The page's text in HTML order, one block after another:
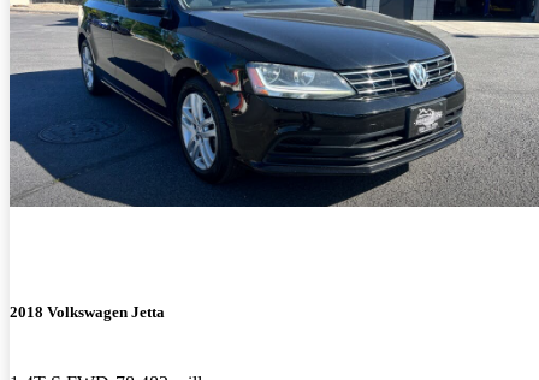
2018 Volkswagen Jetta